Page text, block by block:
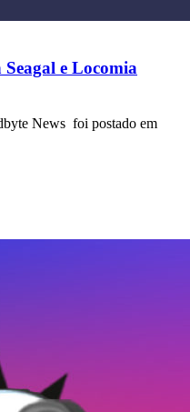
e Locomia
News foi postado em